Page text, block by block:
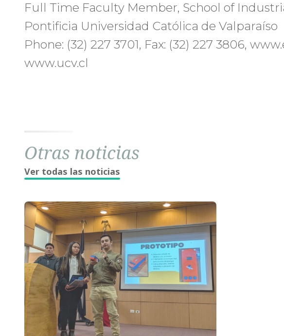
Full Time Faculty Member, School of
Pontificia Universidad Católica de Valparaíso
Phone: (32) 227 3701, Fax: (32) 227 3806,
www.ucv.cl
Otras noticias
Ver todas las noticias